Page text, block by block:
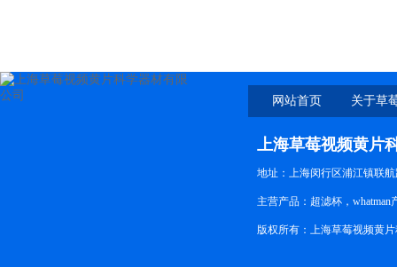
网站首页 关于草
上海草莓视频黄片
地址：上海闵行区浦江镇联
主营产品：超滤杯，whatman产
版权所有：上海草莓视频黄